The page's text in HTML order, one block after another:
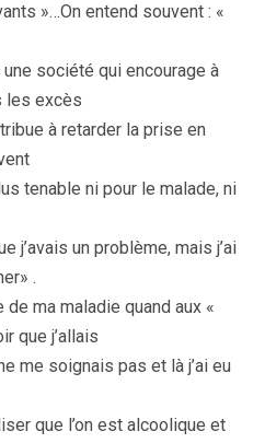
»…On entend souvent : «
société qui encourage à
les excès
à retarder la prise en
tenable ni pour le malade, ni
j’avais un problème, mais j’ai
.
ma maladie quand aux «
que j’allais
me soignais pas et là j’ai eu
que l’on est alcoolique et